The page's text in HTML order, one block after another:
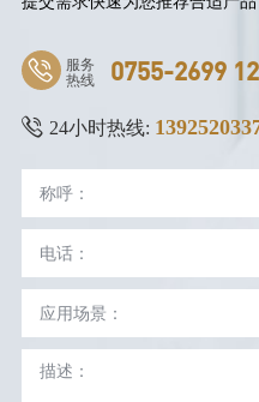
服务
热线 0755-2699
24小时热线: